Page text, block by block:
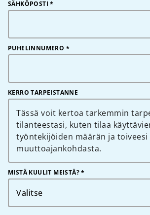
SÄHKÖPOSTI *
PUHELINNUMERO *
KERRO TARPEISTANNE
MISTÄ KUULIT MEISTÄ? *
Valitse